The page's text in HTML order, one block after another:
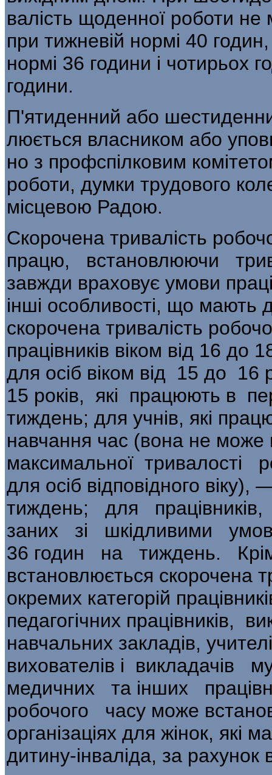
валість щоденної роботи
при тижневій нормі 40
нормі 36 години і чотирьох
години.
П'ятиденний або
люється власником або
но з профспілковим
роботи, думки трудового
місцевою Радою.
Скорочена тривалість
працю, встановлюючи
завжди враховує умови
інші особливості, що мають
скорочена тривалість
працівників віком від 16
для осіб віком від 15 до 16
15 років, які працюють в
тиждень; для учнів, які
навчання час (вона не
максимальної тривалості
для осіб відповідного
тиждень; для
заних зі шкідливими
36 годин на тиждень.
встанов­люється скорочена
окремих категорій
педагогічних працівників,
навчальних закладів,
вихователів і викладачів
медичних та інших
робочого часу може
організаціях для жінок, які
дитину-інваліда, за рахунок